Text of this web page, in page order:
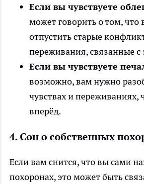
Если вы чувствуете
может говорить о том, что
отпустить старые
переживания, связанные
Если вы чувствуете
возможно, вам нужно
чувствах и переживаниях,
вперёд.
4.Сон о собственных
Если вам снится, что вы сами
похоронах, это может быть